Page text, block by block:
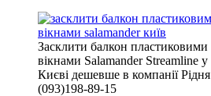
Засклити балкон пластиковими
вікнами Salamander Streamline у
Києві дешевше в компанії Рідня
(093)198-89-15